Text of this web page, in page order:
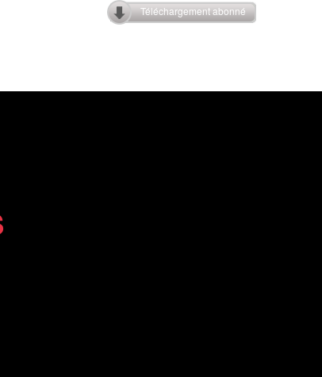
Téléchargement abonné